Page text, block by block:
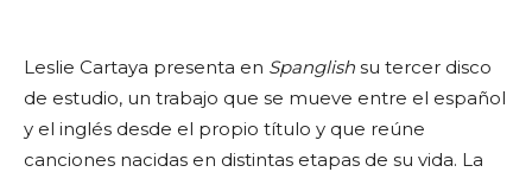
Leslie Cartaya presenta en Spanglish su tercer disco
de estudio, un trabajo que se mueve entre el español
y el inglés desde el propio título y que reúne
canciones nacidas en distintas etapas de su vida. La